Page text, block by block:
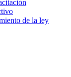
de la ley